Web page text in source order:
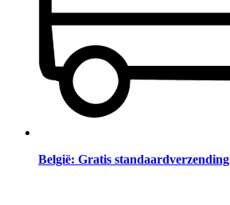
België: Gratis standaardverzending